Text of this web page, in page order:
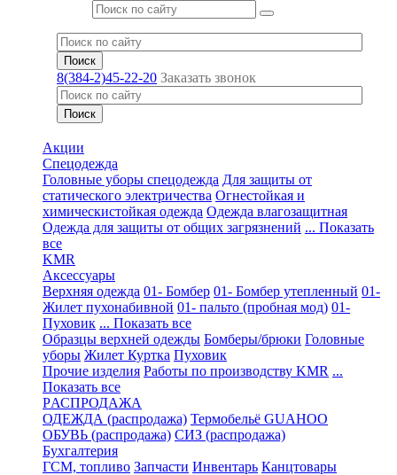
8(384-2)45-22-20 Заказать звонок
Акции
Спецодежда
Головные уборы спецодежда Для защиты от
статического электричества Огнестойкая и
химическистойкая одежда Одежда влагозащитная
Одежда для защиты от общих загрязнений ... Показать
все
KMR
Аксессуары
Верхняя одежда 01- Бомбер 01- Бомбер утепленный 01-
Жилет пухонабивной 01- пальто (пробная мод) 01-
Пуховик ... Показать все
Образцы верхней одежды Бомберы/брюки Головные
уборы Жилет Куртка Пуховик
Прочие изделия Работы по производству KMR ...
Показать все
PАСПРОДАЖА
ОДЕЖДА (распродажа) Термобельё GUAHOO
ОБУВЬ (распродажа) СИЗ (распродажа)
Бухгалтерия
ГСМ, топливо Запчасти Инвентарь Канцтовары